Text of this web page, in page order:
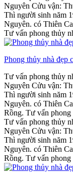
Nguyên Cửu vận:
Thì người sinh năm
Nguyên. có Thiên
Tư vấn phong thủy
Phong thủy nhà đẹp
Tư vấn phong thủy
Nguyên Cửu vận:
Thì người sinh năm
Nguyên. có Thiên
Rồng. Tư vấn phong
Tư vấn phong thủy
Nguyên Cửu vận:
Thì người sinh năm
Nguyên. có Thiên
Rồng. Tư vấn phong